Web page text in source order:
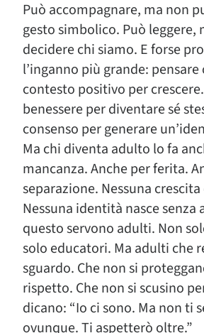
Può accompagnare, ma non
gesto simbolico. Può leggere,
decidere chi siamo. E forse
l’inganno più grande:
contesto positivo per
benessere per diventare sé
consenso per generare
Ma chi diventa adulto lo fa
mancanza. Anche per ferita.
separazione. Nessuna
Nessuna identità nasce senza
questo servono adulti. Non
solo educatori. Ma adulti che
sguardo. Che non si
rispetto. Che non si scusino
dicano: “Io ci sono. Ma non ti
ovunque. Ti aspetterò oltre.”